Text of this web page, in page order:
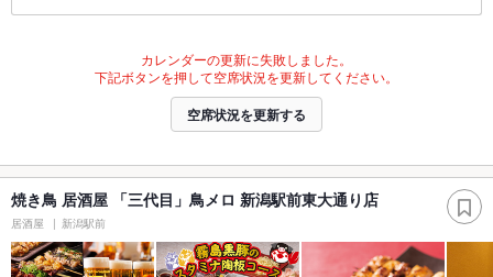
カレンダーの更新に失敗しました。
下記ボタンを押して空席状況を更新してください。
空席状況を更新する
焼き鳥 居酒屋 「三代目」鳥メロ 新潟駅前東大通り店
居酒屋 新潟駅前